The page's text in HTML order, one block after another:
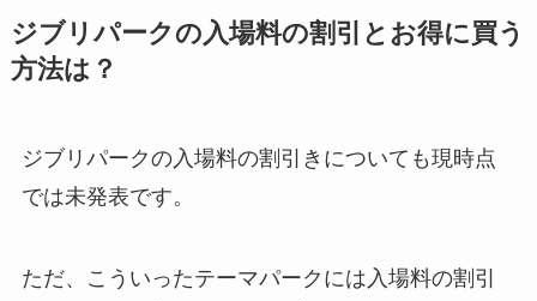
ジブリパークの入場料の割引とお得に買う
方法は？
ジブリパークの入場料の割引きについても現時点
では未発表です。
ただ、こういったテーマパークには入場料の割引